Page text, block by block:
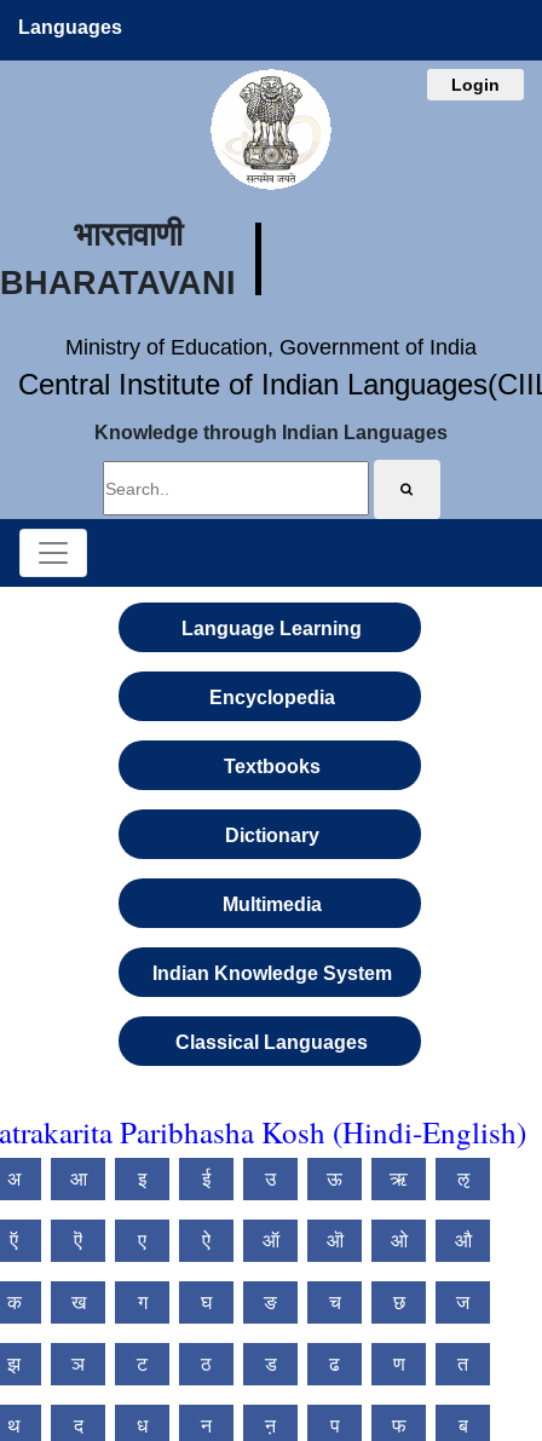
Languages
Login
भारतवाणी
BHARATAVANI
Ministry of Education, Government of India
Central Institute of Indian
Knowledge through Indian Languages
Language Learning
Encyclopedia
Textbooks
Dictionary
Multimedia
Indian Knowledge System
Classical Languages
Paribhasha Kosh (Hindi-English)
अ आ इ ई उ ऊ ऋ ऌ
ऍ ऎ ए ऐ ऑ ऒ ओ औ
क ख ग घ ङ च छ ज
झ ञ ट ठ ड ढ ण त
थ द ध न ऩ प फ ब